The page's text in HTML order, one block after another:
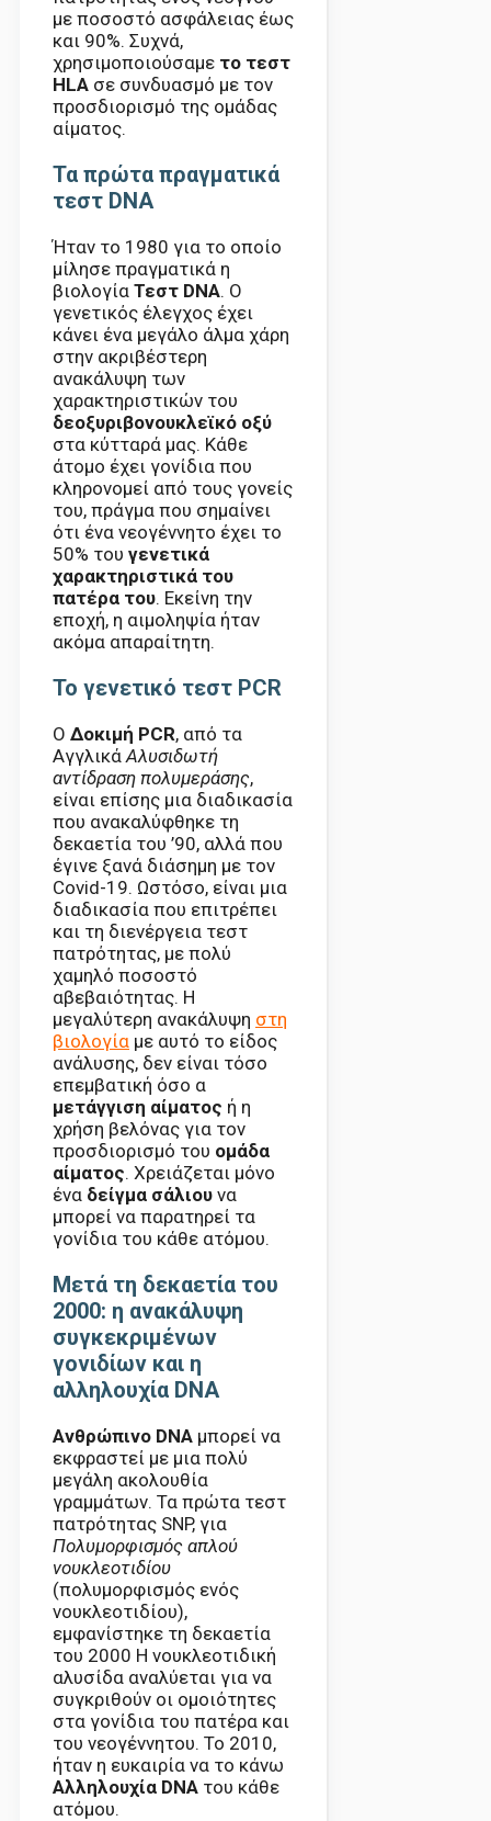
με ποσοστό ασφάλειας έως
και 90%. Συχνά,
χρησιμοποιούσαμε το τεστ
HLA σε συνδυασμό με τον
προσδιορισμό της ομάδας
αίματος.
Τα πρώτα πραγματικά
τεστ DNA
Ήταν το 1980 για το οποίο
μίλησε πραγματικά η
βιολογία Τεστ DNA. Ο
γενετικός έλεγχος έχει
κάνει ένα μεγάλο άλμα χάρη
στην ακριβέστερη
ανακάλυψη των
χαρακτηριστικών του
δεοξυριβονουκλεϊκό οξύ
στα κύτταρά μας. Κάθε
άτομο έχει γονίδια που
κληρονομεί από τους γονείς
του, πράγμα που σημαίνει
ότι ένα νεογέννητο έχει το
50% του γενετικά
χαρακτηριστικά του
πατέρα του. Εκείνη την
εποχή, η αιμοληψία ήταν
ακόμα απαραίτητη.
Το γενετικό τεστ PCR
Ο Δοκιμή PCR, από τα
Αγγλικά Αλυσιδωτή
αντίδραση πολυμεράσης,
είναι επίσης μια διαδικασία
που ανακαλύφθηκε τη
δεκαετία του ’90, αλλά που
έγινε ξανά διάσημη με τον
Covid-19. Ωστόσο, είναι μια
διαδικασία που επιτρέπει
και τη διενέργεια τεστ
πατρότητας, με πολύ
χαμηλό ποσοστό
αβεβαιότητας. Η
μεγαλύτερη ανακάλυψη στη
βιολογία με αυτό το είδος
ανάλυσης, δεν είναι τόσο
επεμβατική όσο α
μετάγγιση αίματος ή η
χρήση βελόνας για τον
προσδιορισμό του ομάδα
αίματος. Χρειάζεται μόνο
ένα δείγμα σάλιου να
μπορεί να παρατηρεί τα
γονίδια του κάθε ατόμου.
Μετά τη δεκαετία του
2000: η ανακάλυψη
συγκεκριμένων
γονιδίων και η
αλληλουχία DNA
Ανθρώπινο DNA μπορεί να
εκφραστεί με μια πολύ
μεγάλη ακολουθία
γραμμάτων. Τα πρώτα τεστ
πατρότητας SNP, για
Πολυμορφισμός απλού
νουκλεοτιδίου
(πολυμορφισμός ενός
νουκλεοτιδίου),
εμφανίστηκε τη δεκαετία
του 2000 Η νουκλεοτιδική
αλυσίδα αναλύεται για να
συγκριθούν οι ομοιότητες
στα γονίδια του πατέρα και
του νεογέννητου. Το 2010,
ήταν η ευκαιρία να το κάνω
Αλληλουχία DNA του κάθε
ατόμου.